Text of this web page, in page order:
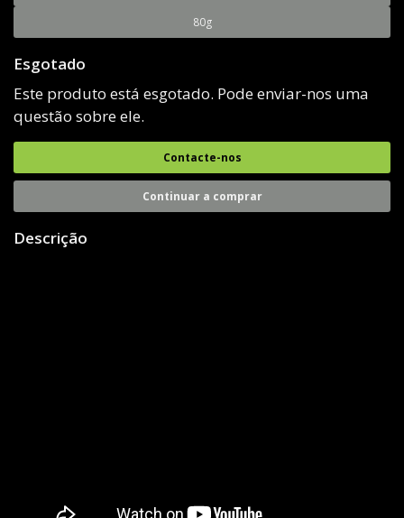
80g
Esgotado
Este produto está esgotado. Pode enviar-nos uma
questão sobre ele.
Contacte-nos
Continuar a comprar
Descrição